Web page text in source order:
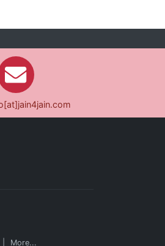
More...